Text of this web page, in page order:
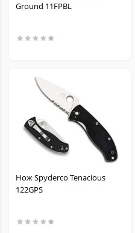
Ground 11FPBL
Нож Spyderco Tenacious
122GPS